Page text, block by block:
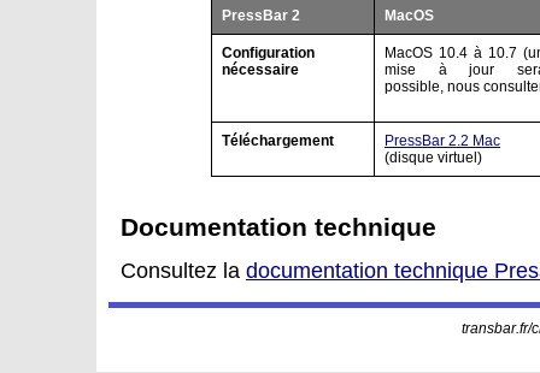
PressBar 2 MacOS
Configuration
nécessaire
MacOS 10.4 à 10.7
mise à jour
possible, nous
Téléchargement
PressBar 2.2 Mac
(disque virtuel)
Documentation technique
Consultez la documentation technique
transbar.fr/